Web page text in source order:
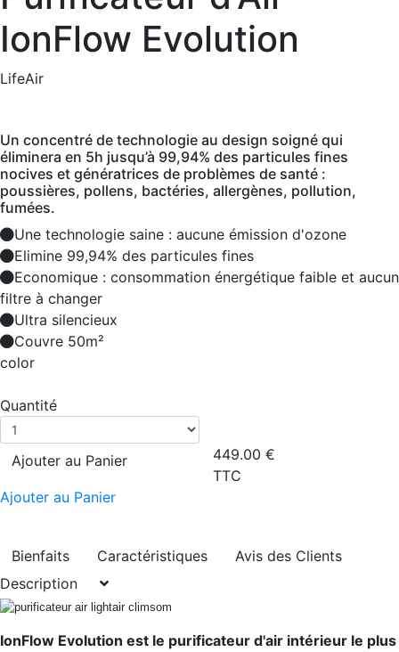
IonFlow Evolution
LifeAir
Un concentré de technologie au design soigné qui
éliminera en 5h jusqu’à 99,94% des particules fines
nocives et génératrices de problèmes de santé :
poussières, pollens, bactéries, allergènes, pollution,
fumées.
Une technologie saine : aucune émission d'ozone
Elimine 99,94% des particules fines
Economique : consommation énergétique faible et aucun
filtre à changer
Ultra silencieux
Couvre 50m²
color
Quantité
Ajouter au Panier
Ajouter au Panier
449.00 €
TTC
Bienfaits Caractéristiques
Avis des Clients
Description
IonFlow Evolution est le purificateur d'air intérieur le plus